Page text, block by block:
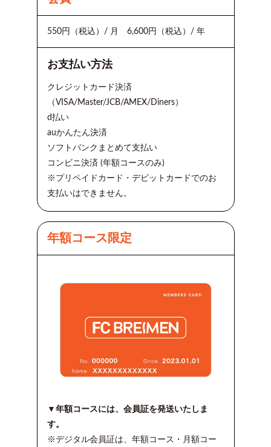
550円（税込）/ 月 6,600円（税込）/ 年
お支払い方法
クレジットカード決済
（VISA/Master/JCB/AMEX/Diners）
d払い
auかんたん決済
ソフトバンクまとめて支払い
コンビニ決済 (年額コースのみ)
※プリペイドカード・デビットカードでのお
支払いはできません。
年額コース限定
▼年額コースには、会員証を発送いたしま
す。
※デジタル会員証は、年額コース・月額コー